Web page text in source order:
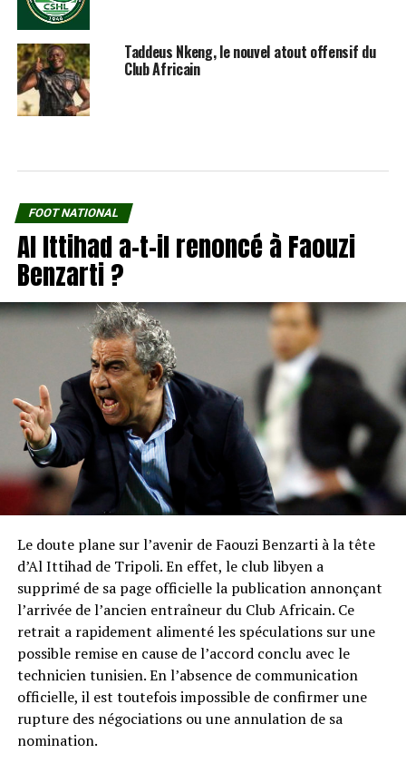
Taddeus Nkeng, le nouvel atout offensif du
Club Africain
FOOT NATIONAL
Al Ittihad a-t-il renoncé à Faouzi
Benzarti ?
Le doute plane sur l’avenir de Faouzi Benzarti à la tête
d’Al Ittihad de Tripoli. En effet, le club libyen a
supprimé de sa page officielle la publication annonçant
l’arrivée de l’ancien entraîneur du Club Africain. Ce
retrait a rapidement alimenté les spéculations sur une
possible remise en cause de l’accord conclu avec le
technicien tunisien. En l’absence de communication
officielle, il est toutefois impossible de confirmer une
rupture des négociations ou une annulation de sa
nomination.